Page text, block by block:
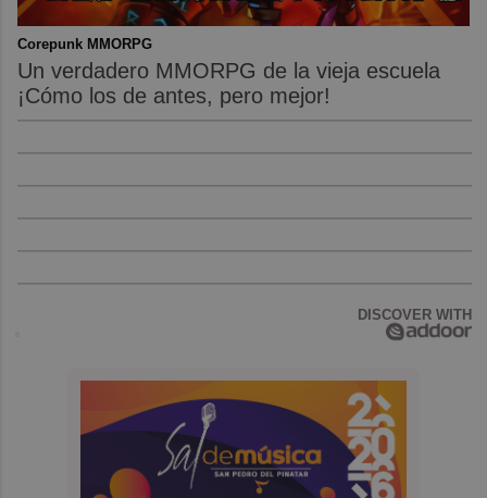
Corepunk MMORPG
Un verdadero MMORPG de la vieja escuela
¡Cómo los de antes, pero mejor!
DISCOVER WITH